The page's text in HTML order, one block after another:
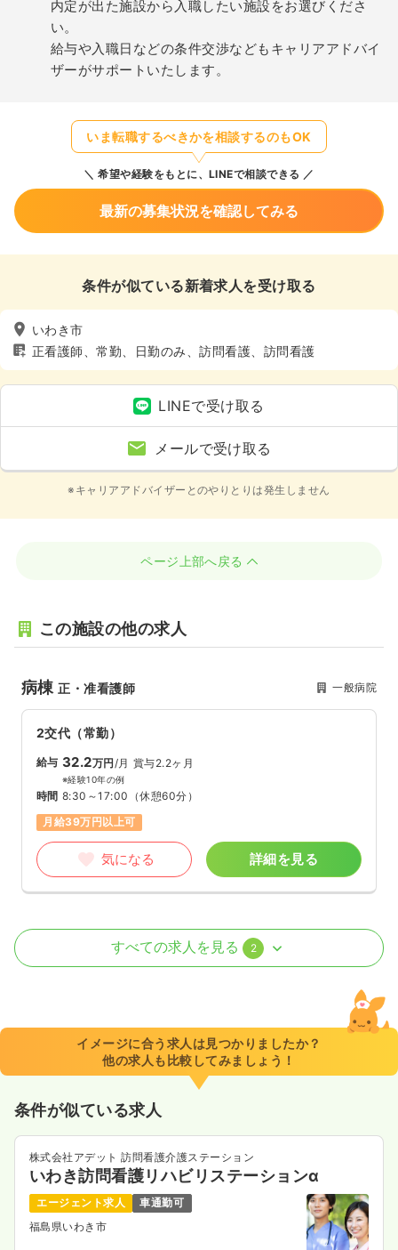
内定が出た施設から入職したい施設をお選びくださ
い。
給与や入職日などの条件交渉などもキャリアアドバイ
ザーがサポートいたします。
いま転職するべきかを相談するのもOK
希望や経験をもとに、LINEで相談できる
最新の募集状況を確認してみる
条件が似ている新着求人を受け取る
いわき市
正看護師、常勤、日勤のみ、訪問看護、訪問看護
LINEで受け取る
メールで受け取る
※キャリアアドバイザーとのやりとりは発生しません
ページ上部へ戻る
この施設の他の求人
病棟正・准看護師 一般病院
2交代（常勤）
給与 32.2万円/月 賞与2.2ヶ月
※経験10年の例
時間 8:30～17:00 （休憩60分）
月給39万円以上可
気になる 詳細を見る
外来 正・准看護師
8:30～17:00（休憩60分）
月給34万円以上可
気になる
日勤のみ（パート） 一時募集休止
給与 時給1,200〜2,000円
時間 8:30～17:00
すべての求人を見る 2
イメージに合う求人は見つかりましたか？
他の求人も比較してみましょう！
条件が似ている求人
株式会社アデット 訪問看護介護ステーション
いわき訪問看護リハビリステーションα
エージェント求人
車通勤可
福島県いわき市